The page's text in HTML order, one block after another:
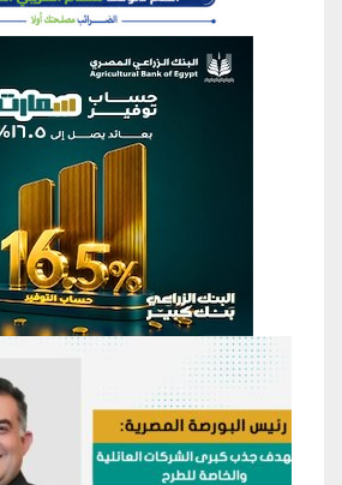
منطقة إعلانية